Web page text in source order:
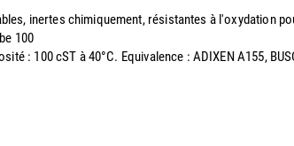
inertes chimiquement, résistantes à l'oxydation
100
: 100 cST à 40°C. Equivalence : ADIXEN A155,